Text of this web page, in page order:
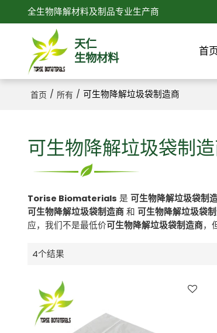
全生物降解材料及制品专业生产商
天仁
生物材料
首
首页 / 所有 / 可生物降解垃圾袋制造商
可生物降解垃圾袋制
Torise Biomaterials 是 可生物降解垃圾袋制
可生物降解垃圾袋制造商和 可生物降解垃圾袋
应，我们不是最低价可生物降解垃圾袋制造商，
4个结果